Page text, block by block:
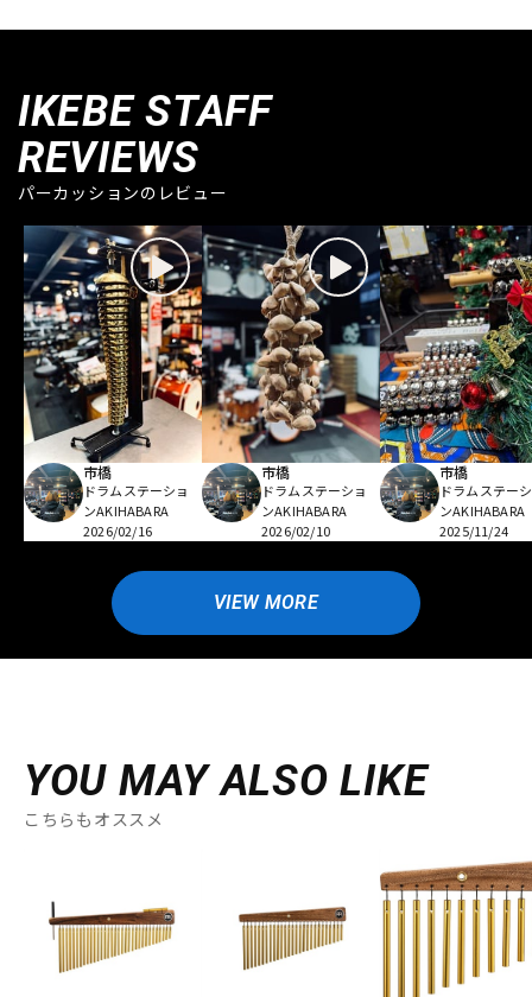
IKEBE STAFF
REVIEWS
パーカッションのレビュー
市橋
ドラムステーショ
ンAKIHABARA
2026/02/16
市橋
ドラムステーショ
ンAKIHABARA
2026/02/10
市橋
ドラムステー
ンAKIHABARA
2025/11/24
VIEW MORE
YOU MAY ALSO LIKE
こちらもオススメ